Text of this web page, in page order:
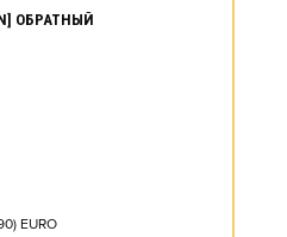
ОБРАТНЫЙ
EURO